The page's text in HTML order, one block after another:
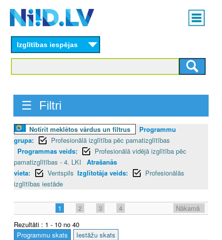
content
Main
menu
Izglītības iespējas
☰ Filtri
Notīrīt meklētos vārdus un filtrus
Programmu
grupa:
Profesionālā izglītība pēc pamatizglītības
Programmas veids:
Profesionālā vidējā izglītība pēc
pamatizglītības - 4. LKI
Atrašanās
vieta:
Ventspils Izglītotāja veids:
Profesionālās
izglītības iestāde
1 2 3 4
Nākamā
Rezultāti : 1 - 10 no 40
Programmu skats
Iestāžu skats